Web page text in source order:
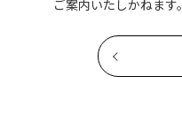
ご案内いたしかねます。